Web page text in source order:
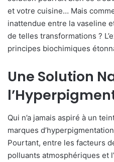
et votre cuisine… Mais
inattendue entre la vaseline
de telles transformations ?
principes biochimiques
Une Solution
Qui n’a jamais aspiré à un
marques
Pourtant, entre les facteurs
polluants atmosphériques et